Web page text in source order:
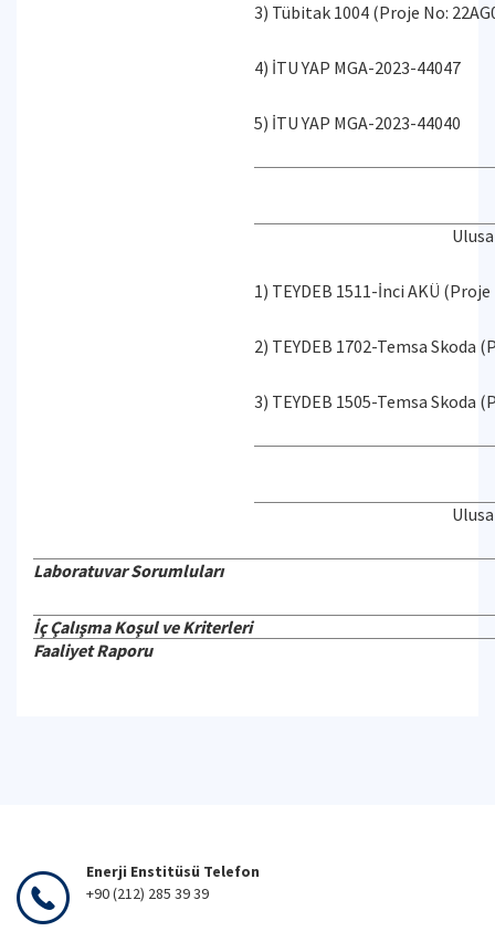
3) Tübitak 1004 (Proje No:
4) İTU YAP MGA-2023-44047
5) İTU YAP MGA-2023-44040
1) TEYDEB 1511-İnci AKÜ
2) TEYDEB 1702-Temsa Skoda
3) TEYDEB 1505-Temsa Skoda
Laboratuvar Sorumluları
İç Çalışma Koşul ve Kriterleri
Faaliyet Raporu
Enerji Enstitüsü Telefon
+90 (212) 285 39 39